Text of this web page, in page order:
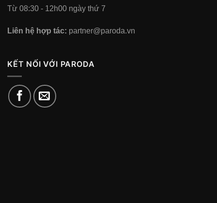
Từ 08:30 - 12h00 ngày thứ 7
Liên hệ hợp tác: partner@paroda.vn
KẾT NỐI VỚI PARODA